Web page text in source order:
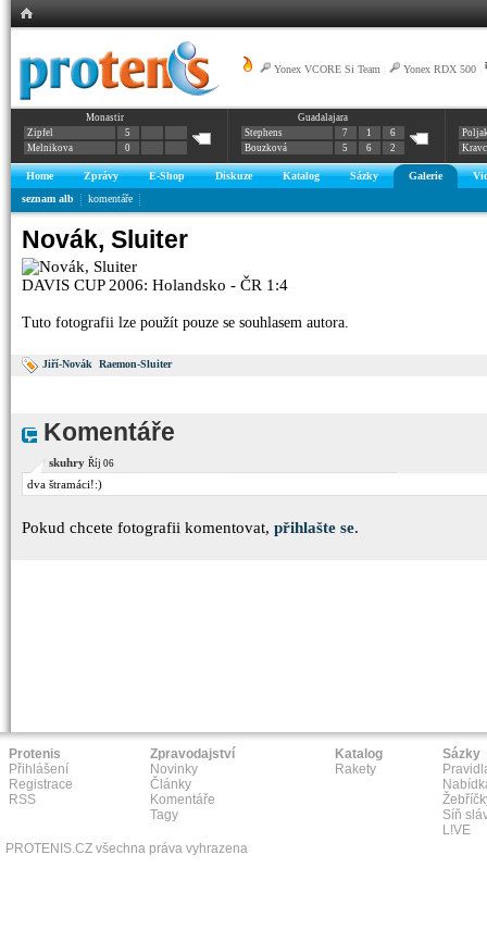
Yonex VCORE Si Team Yonex RDX 500
Monastir
Zipfel
5
Melnikova
0
Guadalajara
Stephens
7 1
6
Bouzková
5 6 2
Home Zprávy E-Shop Diskuze Katalog Sázky Galerie
seznam alb
komentáře
Novák, Sluiter
DAVIS CUP 2006: Holandsko - ČR 1:4
Tuto fotografii lze použít pouze se souhlasem autora.
Jiří-Novák Raemon-Sluiter
Komentáře
skuhry Říj 06
dva štramáci!:)
Pokud chcete fotografii komentovat, přihlašte se.
Protenis
Přihlášení
Registrace
RSS
Zpravodajství
Novinky
Články
Komentáře
Tagy
Katalog
Rakety
Sázky
Síň
L!VE
PROTENIS.CZ všechna práva vyhrazena